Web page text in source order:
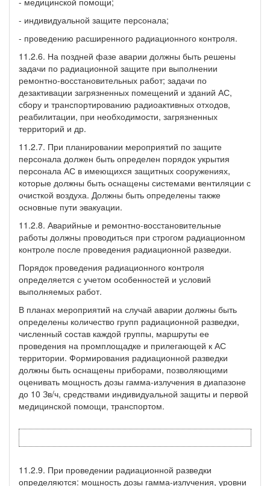
- индивидуальной защите персонала;
- проведению расширенного радиационного контроля.
11.2.6. На поздней фазе аварии должны быть решены
задачи по радиационной защите при выполнении
ремонтно-восстановительных работ; задачи по
дезактивации загрязненных помещений и зданий АС,
сбору и транспортированию радиоактивных отходов,
реабилитации, при необходимости, загрязненных
территорий и др.
11.2.7. При планировании мероприятий по защите
персонала должен быть определен порядок укрытия
персонала АС в имеющихся защитных сооружениях,
которые должны быть оснащены системами вентиляции с
очисткой воздуха. Должны быть определены также
основные пути эвакуации.
11.2.8. Аварийные и ремонтно-восстановительные
работы должны проводиться при строгом радиационном
контроле после проведения радиационной разведки.
Порядок проведения радиационного контроля
определяется с учетом особенностей и условий
выполняемых работ.
В планах мероприятий на случай аварии должны быть
определены количество групп радиационной разведки,
численный состав каждой группы, маршруты ее
проведения на промплощадке и прилегающей к АС
территории. Формирования радиационной разведки
должны быть оснащены приборами, позволяющими
оценивать мощность дозы гамма-излучения в диапазоне
до 10 Зв/ч, средствами индивидуальной защиты и первой
медицинской помощи, транспортом.
11.2.9. При проведении радиационной разведки
определяются: мощность дозы гамма-излучения, уровни